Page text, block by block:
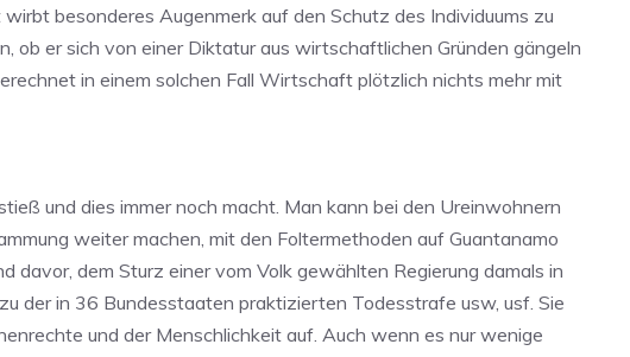
besonderes Augenmerk auf den Schutz des Individuums zu
ob er sich von einer Diktatur aus wirtschaftlichen Gründen gängeln
in einem solchen Fall Wirtschaft plötzlich nichts mehr mit
und dies immer noch macht. Man kann bei den Ureinwohnern
weiter machen, mit den Foltermethoden auf Guantanamo
davor, dem Sturz einer vom Volk gewählten Regierung damals in
der in 36 Bundesstaaten praktizierten Todesstrafe usw, usf. Sie
und der Menschlichkeit auf. Auch wenn es nur wenige